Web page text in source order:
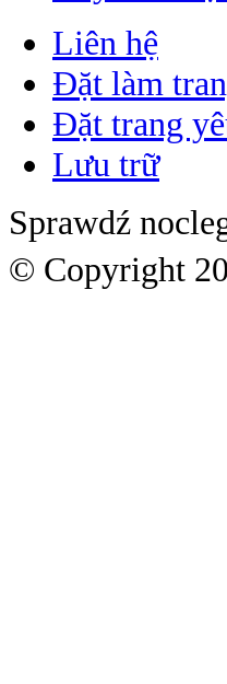
Liên hệ
Đặt làm
Đặt trang
Lưu trữ
Sprawdź
© Copyright